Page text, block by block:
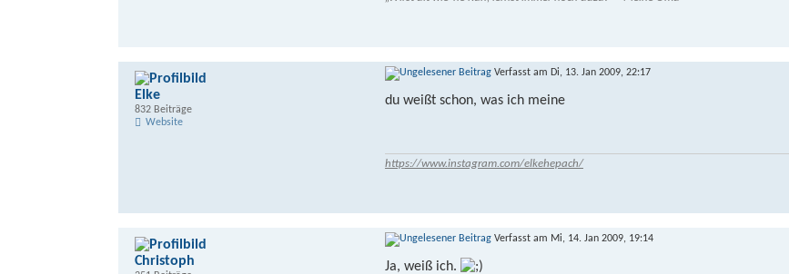
Verfasst am Di, 13. Jan 2009, 22:17
du weißt schon, was ich meine
https://www.instagram.com/elkehepach/
Elke
832 Beiträge
Website
Verfasst am Mi, 14. Jan 2009, 19:14
Ja, weiß ich.
Christoph